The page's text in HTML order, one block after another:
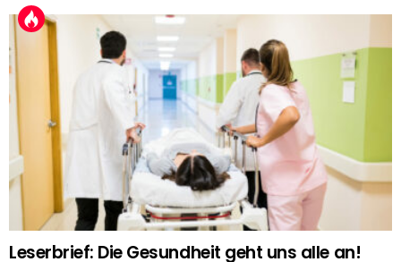
Leserbrief: Die Gesundheit geht uns alle an!